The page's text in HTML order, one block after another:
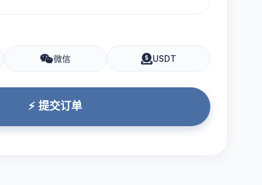
微信 USDT
⚡ 提交订单